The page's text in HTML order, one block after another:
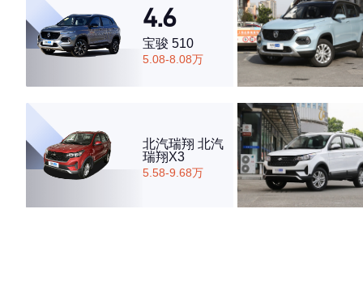
·外观表现一般，低于75%同级车
·内饰表现一般，低于56%同级车
·空间表现一般，低于62%同级车
4.6
宝骏 510
5.08-8.08万
北汽瑞翔 北汽
瑞翔X3
5.58-9.68万